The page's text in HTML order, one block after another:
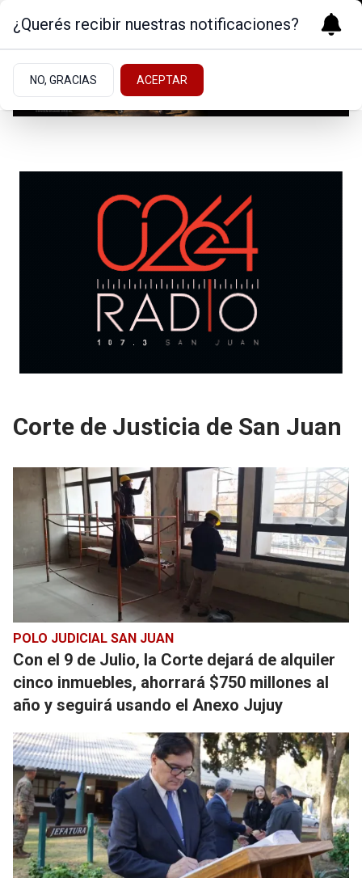
Corte de Justicia de San Juan
POLO JUDICIAL SAN JUAN
Con el 9 de Julio, la Corte dejará de alquiler
cinco inmuebles, ahorrará $750 millones al
año y seguirá usando el Anexo Jujuy
¿Querés recibir nuestras notificaciones?
NO, GRACIAS ACEPTAR